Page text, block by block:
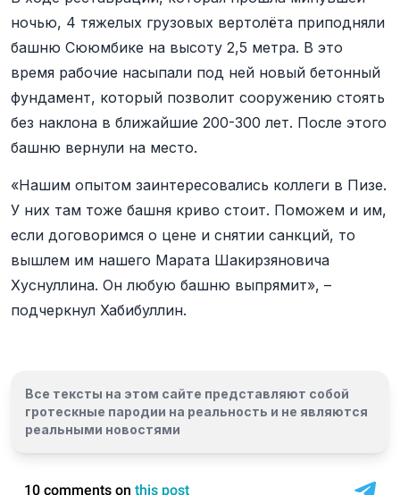
ночью, 4 тяжелых грузовых вертолёта приподняли
башню Сююмбике на высоту 2,5 метра. В это
время рабочие насыпали под ней новый бетонный
фундамент, который позволит сооружению стоять
без наклона в ближайшие 200-300 лет. После этого
башню вернули на место.
«Нашим опытом заинтересовались коллеги в Пизе.
У них там тоже башня криво стоит. Поможем и им,
если договоримся о цене и снятии санкций, то
вышлем им нашего Марата Шакирзяновича
Хуснуллина. Он любую башню выпрямит», –
подчеркнул Хабибуллин.
Все тексты на этом сайте представляют собой
гротескные пародии на реальность и не являются
реальными новостями